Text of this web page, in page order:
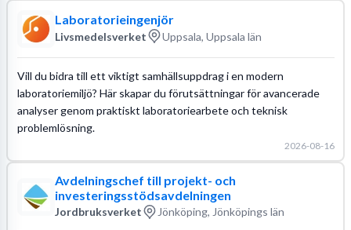
Laboratorieingenjör
Livsmedelsverket Uppsala, Uppsala län
Vill du bidra till ett viktigt samhällsuppdrag i en modern
laboratoriemiljö? Här skapar du förutsättningar för avancerade
analyser genom praktiskt laboratoriearbete och teknisk
problemlösning.
2026-08-16
Avdelningschef till projekt- och
investeringsstödsavdelningen
Jordbruksverket Jönköping, Jönköpings län